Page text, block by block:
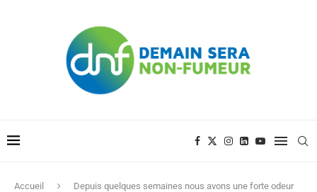
Accueil
Depuis quelques semaines nous avons une forte odeur